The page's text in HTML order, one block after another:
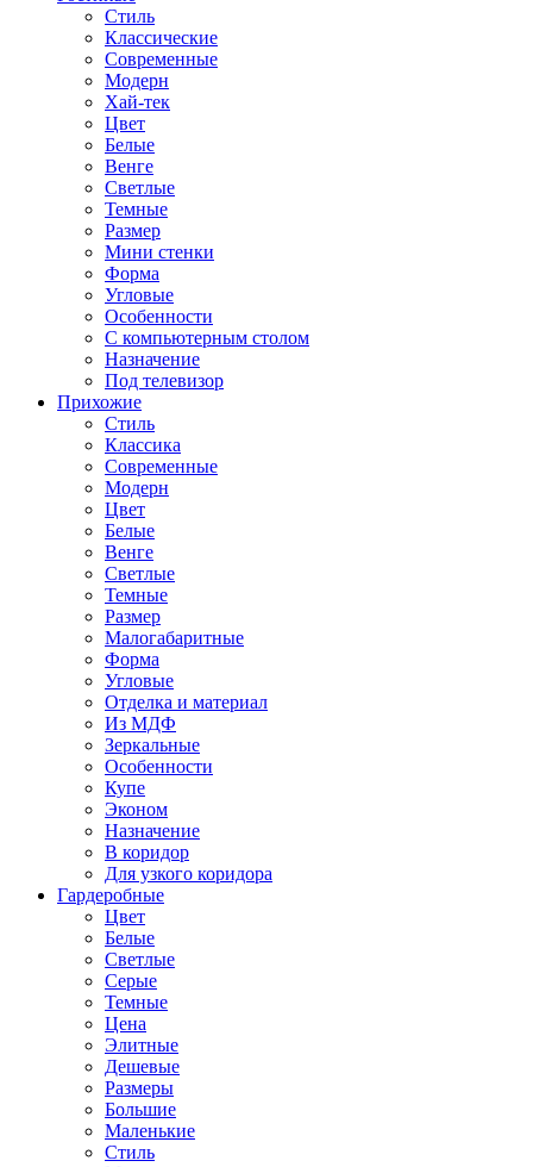
Стиль
Классические
Современные
Модерн
Хай-тек
Цвет
Белые
Венге
Светлые
Темные
Размер
Мини стенки
Форма
Угловые
Особенности
С компьютерным столом
Назначение
Под телевизор
Прихожие
Стиль
Классика
Современные
Модерн
Цвет
Белые
Венге
Светлые
Темные
Размер
Малогабаритные
Форма
Угловые
Отделка и материал
Из МДФ
Зеркальные
Особенности
Купе
Эконом
Назначение
В коридор
Для узкого коридора
Гардеробные
Цвет
Белые
Светлые
Серые
Темные
Цена
Элитные
Дешевые
Размеры
Большие
Маленькие
Стиль